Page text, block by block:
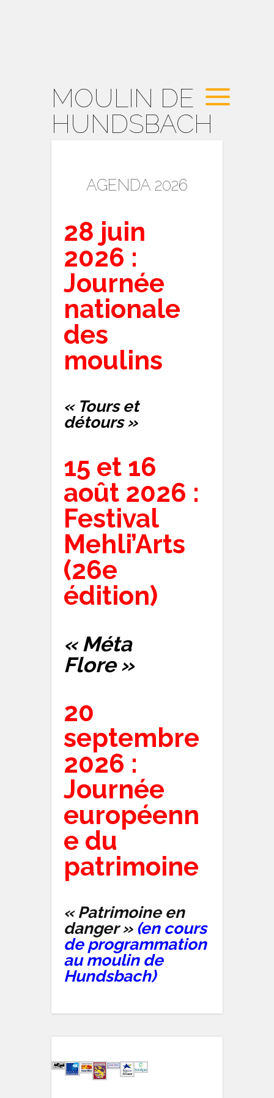
MOULIN DE
HUNDSBACH
AGENDA 2026
28 juin
2026 :
Journée
nationale
des
moulins
« Tours et
détours »
15 et 16
août 2026 :
Festival
Mehli’Arts
(26e
édition)
« Méta
Flore »
20
septembre
2026 :
Journée
européenn
e du
patrimoine
« Patrimoine en
danger » (en cours
de programmation
au moulin de
Hundsbach)